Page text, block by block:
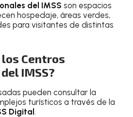
del IMSS son espacios
hospedaje, áreas verdes,
para visitantes de distintas
los Centros
IMSS?
pueden consultar la
turísticos a través de la
Digital.